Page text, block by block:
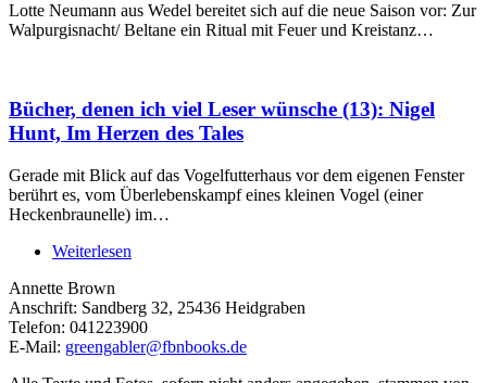
Lotte Neumann aus Wedel bereitet sich auf die neue Saison vor: Zur
Walpurgisnacht/ Beltane ein Ritual mit Feuer und Kreistanz…
Bücher, denen ich viel Leser wünsche (13): Nigel
Hunt, Im Herzen des Tales
Gerade mit Blick auf das Vogelfutterhaus vor dem eigenen Fenster
berührt es, vom Überlebenskampf eines kleinen Vogel (einer
Heckenbraunelle) im…
Weiterlesen
Annette Brown
Anschrift: Sandberg 32, 25436 Heidgraben
Telefon: 041223900
E-Mail: greengabler@fbnbooks.de